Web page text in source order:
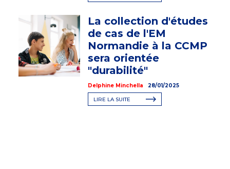
La collection d'études
de cas de l'EM
Normandie à la CCMP
sera orientée
"durabilité"
Delphine Minchella 28/01/2025
LIRE LA SUITE